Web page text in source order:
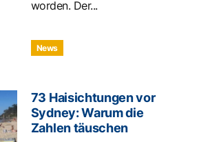
worden. Der...
News
73 Haisichtungen vor
Sydney: Warum die
Zahlen täuschen